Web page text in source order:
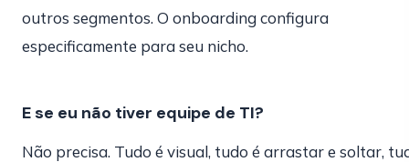
outros segmentos. O onboarding configura
especificamente para seu nicho.
E se eu não tiver equipe de TI?
Não precisa. Tudo é visual, tudo é arrastar e soltar,